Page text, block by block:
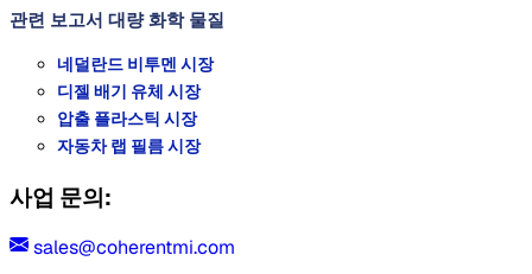
관련 보고서 대량 화학 물질
네덜란드 비투멘 시장
디젤 배기 유체 시장
압출 플라스틱 시장
자동차 랩 필름 시장
사업 문의:
sales@coherentmi.com